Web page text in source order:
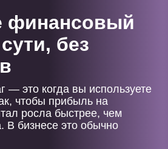
финансовый
без
— это когда вы используете
чтобы прибыль на
росла быстрее, чем
В бизнесе это обычно